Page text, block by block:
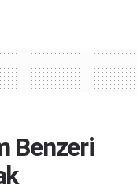
Benzeri